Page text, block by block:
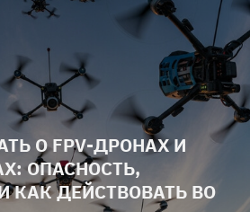
О FPV-ДРОНАХ И
ОПАСНОСТЬ,
КАК ДЕЙСТВОВАТЬ ВО